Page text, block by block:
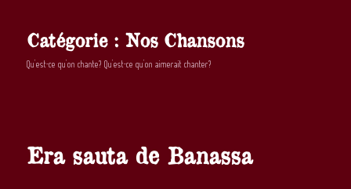
Catégorie : Nos Chansons
Qu’est-ce qu’on chante? Qu’est-ce qu’on aimerait chanter?
Era sauta de Banassa